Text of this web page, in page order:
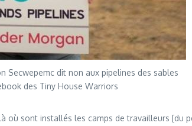
Secwepemc dit non aux pipelines des sables
des Tiny House Warriors
sont installés les camps de travailleurs [du